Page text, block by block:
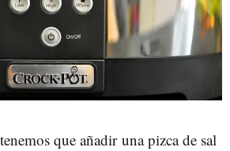
que añadir una pizca de sal